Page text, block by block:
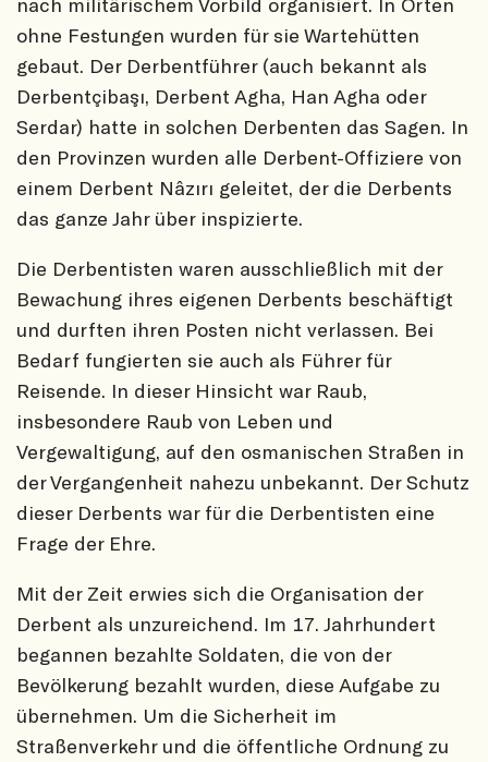
ohne Festungen wurden für sie Wartehütten
gebaut. Der Derbentführer (auch bekannt als
Derbentçibaşı, Derbent Agha, Han Agha oder
Serdar) hatte in solchen Derbenten das Sagen. In
den Provinzen wurden alle Derbent-Offiziere von
einem Derbent Nâzırı geleitet, der die Derbents
das ganze Jahr über inspizierte.
Die Derbentisten waren ausschließlich mit der
Bewachung ihres eigenen Derbents beschäftigt
und durften ihren Posten nicht verlassen. Bei
Bedarf fungierten sie auch als Führer für
Reisende. In dieser Hinsicht war Raub,
insbesondere Raub von Leben und
Vergewaltigung, auf den osmanischen Straßen in
der Vergangenheit nahezu unbekannt. Der Schutz
dieser Derbents war für die Derbentisten eine
Frage der Ehre.
Mit der Zeit erwies sich die Organisation der
Derbent als unzureichend. Im 17. Jahrhundert
begannen bezahlte Soldaten, die von der
Bevölkerung bezahlt wurden, diese Aufgabe zu
übernehmen. Um die Sicherheit im
Straßenverkehr und die öffentliche Ordnung zu